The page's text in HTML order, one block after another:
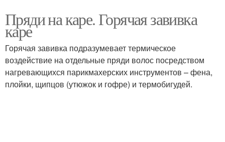
Пряди на каре. Горячая завивка
каре
Горячая завивка подразумевает термическое
воздействие на отдельные пряди волос посредством
нагревающихся парикмахерских инструментов – фена,
плойки, щипцов (утюжок и гофре) и термобигудей.